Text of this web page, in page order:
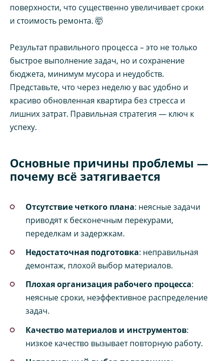
поверхности, что существенно увеличивает сроки
и стоимость ремонта. 🤯
Результат правильного процесса – это не только
быстрое выполнение задач, но и сохранение
бюджета, минимум мусора и неудобств.
Представьте, что через неделю у вас удобно и
красиво обновленная квартира без стресса и
лишних затрат. Правильная стратегия — ключ к
успеху.
Основные причины проблемы —
почему всё затягивается
Отсутствие четкого плана: неясные задачи
приводят к бесконечным перекурами,
переделкам и задержкам.
Недостаточная подготовка: неправильная
демонтаж, плохой выбор материалов.
Плохая организация рабочего процесса:
неясные сроки, неэффективное распределение
задач.
Качество материалов и инструментов:
низкое качество вызывает повторную работу.